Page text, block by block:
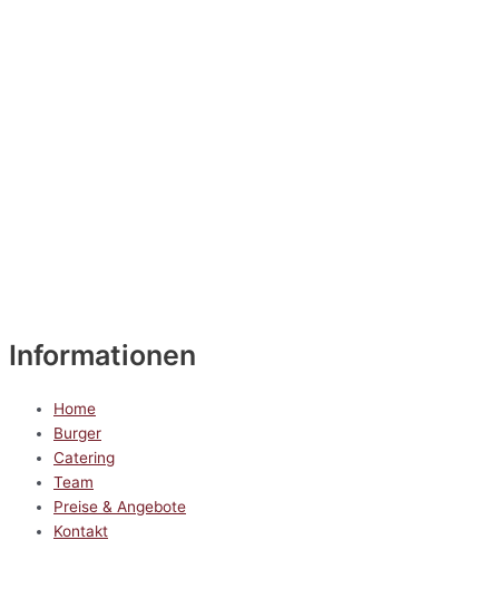
Informationen
Home
Burger
Catering
Team
Preise & Angebote
Kontakt